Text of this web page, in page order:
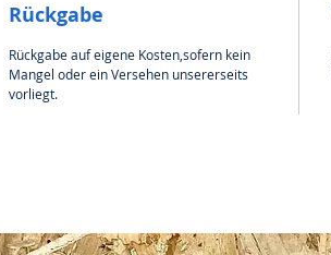
Rückgabe
Rückgabe auf eigene Kosten,sofern kein
Mangel oder ein Versehen unsererseits
vorliegt.